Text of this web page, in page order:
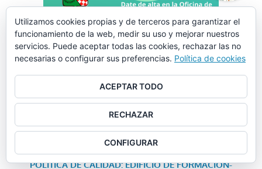
LA CORRESPONSABILIDADESTÁ EN TU MANO
ANUNCIO: Programa de Cooperación de Inversiones y
POLÍTICA DE CALIDAD: EDIFICIO DE FORMACIÓN-
Utilizamos cookies propias y de terceros para garantizar el
funcionamiento de la web, medir su uso y mejorar nuestros
servicios. Puede aceptar todas las cookies, rechazar las no
necesarias o configurar sus preferencias. Política de cookies
ACEPTAR TODO
RECHAZAR
CONFIGURAR